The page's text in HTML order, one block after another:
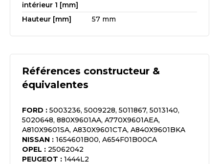
intérieur 1 [mm]
Hauteur [mm] 57 mm
Références constructeur &
équivalentes
FORD : 5003236, 5009228, 5011867, 5013140,
5020648, 880X9601AA, A770X9601AEA,
A810X9601SA, A830X9601CTA, A840X9601BKA
NISSAN : 1654601B00, A654F01B00CA
OPEL : 25062042
PEUGEOT : 1444L2